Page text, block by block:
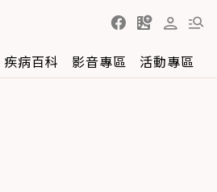
疾病百科 影音專區 活動專區